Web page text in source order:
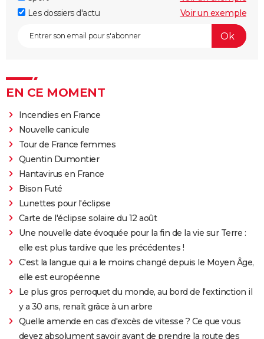
Les dossiers d'actu
Voir un exemple
EN CE MOMENT
Incendies en France
Nouvelle canicule
Tour de France femmes
Quentin Dumontier
Hantavirus en France
Bison Futé
Lunettes pour l'éclipse
Carte de l'éclipse solaire du 12 août
Une nouvelle date évoquée pour la fin de la vie sur Terre :
elle est plus tardive que les précédentes !
C'est la langue qui a le moins changé depuis le Moyen Âge,
elle est européenne
Le plus gros perroquet du monde, au bord de l'extinction il
y a 30 ans, renaît grâce à un arbre
Quelle amende en cas d'excès de vitesse ? Ce que vous
devez absolument savoir avant de prendre la route des